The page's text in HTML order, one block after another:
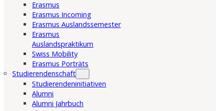
Erasmus
Erasmus Incoming
Erasmus Auslandssemester
Erasmus
Auslandspraktikum
Swiss Mobility
Erasmus Porträts
Studierendenschaft
Studierendeninitiativen
Alumni
Alumni Jahrbuch